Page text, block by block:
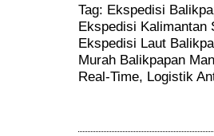
Tag: Ekspedisi
Ekspedisi Kalimantan
Ekspedisi Laut
Murah Balikpapan
Real-Time, Logistik